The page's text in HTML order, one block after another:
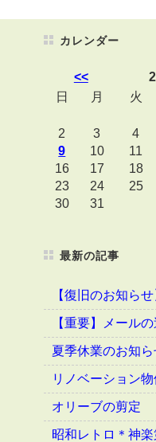
カレンダー
<<
日
月 火
2
3 4
9
10 11
16
17 18
23
24 25
30
31
最新の記事
【復旧のお知ら
【重要】メール
夏季休業のお知ら
リノベーション
オリーブの剪定
昭和レトロ＊神